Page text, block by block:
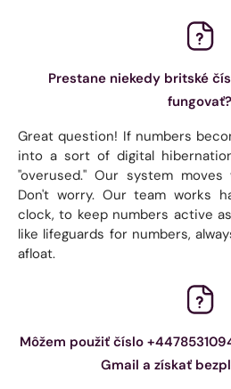
Prestane niekedy britské
fungovať?
Great question! If numbers
into a sort of digital
"overused." Our system
Don't worry. Our team works
clock, to keep numbers active
like lifeguards for numbers,
afloat.
Môžem použiť číslo
Gmail a získať